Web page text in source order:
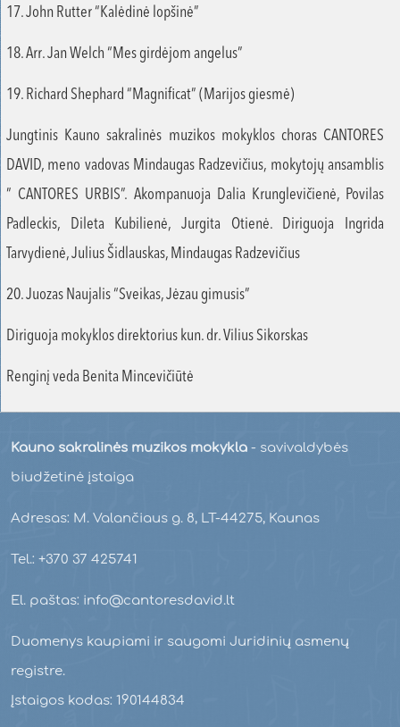
17. John Rutter “Kalėdinė lopšinė”
18. Arr. Jan Welch “Mes girdėjom angelus”
19. Richard Shephard “Magnificat” (Marijos giesmė)
Jungtinis Kauno sakralinės muzikos mokyklos choras CANTORES
DAVID, meno vadovas Mindaugas Radzevičius, mokytojų ansamblis
” CANTORES URBIS”. Akompanuoja Dalia Krunglevičienė, Povilas
Padleckis, Dileta Kubilienė, Jurgita Otienė. Diriguoja Ingrida
Tarvydienė, Julius Šidlauskas, Mindaugas Radzevičius
20. Juozas Naujalis “Sveikas, Jėzau gimusis”
Diriguoja mokyklos direktorius kun. dr. Vilius Sikorskas
Renginį veda Benita Mincevičiūtė
Kauno sakralinės muzikos mokykla - savivaldybės
biudžetinė įstaiga
Adresas: M. Valančiaus g. 8, LT-44275, Kaunas
Tel.: +370 37 425741
El. paštas: info@cantoresdavid.lt
Duomenys kaupiami ir saugomi Juridinių asmenų
registre.
Įstaigos kodas: 190144834